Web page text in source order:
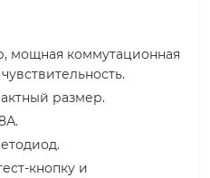
мощная коммутационная
размер.
кнопку и